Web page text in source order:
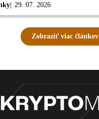
29. 07. 2026
Zobraziť viac článkov